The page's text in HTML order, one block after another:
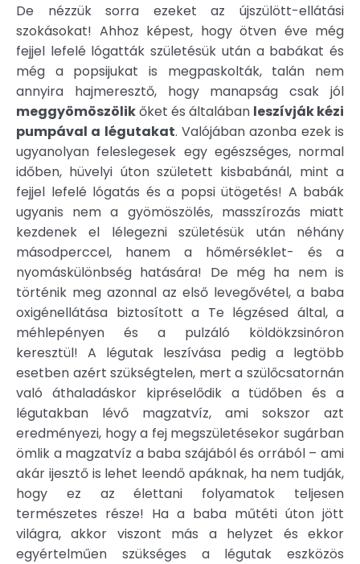
De nézzük sorra ezeket az újszülött-ellátási
szokásokat! Ahhoz képest, hogy ötven éve még
fejjel lefelé lógatták születésük után a babákat és
még a popsijukat is megpaskolták, talán nem
annyira hajmeresztő, hogy manapság csak jól
meggyömöszölikőket és általában leszívják kézi
pumpával a légutakat. Valójában azonba ezek is
ugyanolyan feleslegesek egy egészséges, normal
időben, hüvelyi úton született kisbabánál, mint a
fejjel lefelé lógatás és a popsi ütögetés! A babák
ugyanis nem a gyömöszölés, masszírozás miatt
kezdenek el lélegezni születésük után néhány
másodperccel, hanem a hőmérséklet- és a
nyomáskülönbség hatására! De még ha nem is
történik meg azonnal az első levegővétel, a baba
oxigénellátása biztosított a Te légzésed által, a
méhlepényen és a pulzáló köldökzsinóron
keresztül! A légutak leszívása pedig a legtöbb
esetben azért szükségtelen, mert a szülőcsatornán
való áthaladáskor kipréselődik a tüdőben és a
légutakban lévő magzatvíz, ami sokszor azt
eredményezi, hogy a fej megszületésekor sugárban
ömlik a magzatvíz a baba szájából és orrából – ami
akár ijesztő is lehet leendő apáknak, ha nem tudják,
hogy ez az élettani folyamatok teljesen
természetes része! Ha a baba műtéti úton jött
világra, akkor viszont más a helyzet és ekkor
egyértelműen szükséges a légutak eszközös